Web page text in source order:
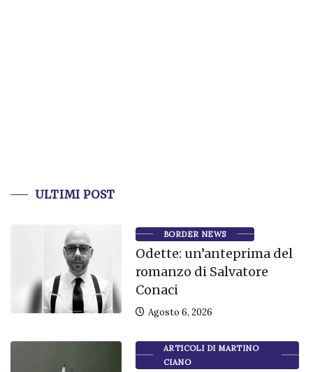
ULTIMI POST
BORDER NEWS
Odette: un’anteprima del
romanzo di Salvatore
Conaci
Agosto 6, 2026
ARTICOLI DI MARTINO
CIANO